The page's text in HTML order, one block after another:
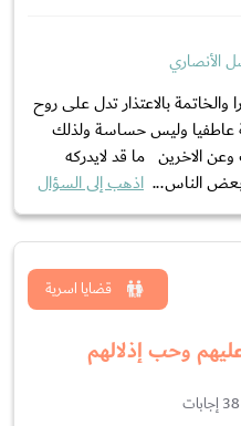
الأنصاري
والخاتمة بالاعتذار تدل على روح
عاطفيا وليس حساسة ولذلك
الاخرين ما قد لايدركه
بعض الناس... اذهب إلى السؤال
وحب إذلالهم
قضايا اسرية
38 إجابات